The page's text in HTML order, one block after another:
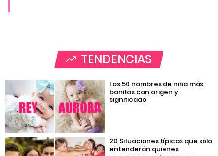
TENDENCIAS
Los 50 nombres de niña más
bonitos con origen y
significado
20 Situaciones típicas que sólo
entenderán quienes